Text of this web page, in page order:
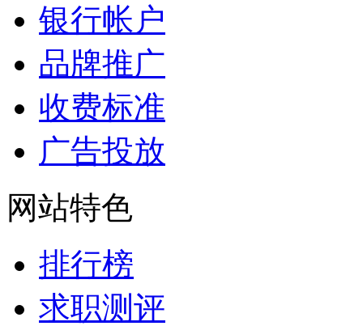
银行帐户
品牌推广
收费标准
广告投放
网站特色
排行榜
求职测评